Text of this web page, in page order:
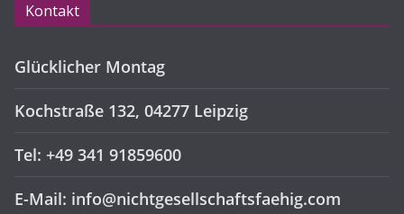
Kontakt
Glücklicher Montag
Kochstraße 132, 04277 Leipzig
Tel: +49 341 91859600
E-Mail: info@nichtgesellschaftsfaehig.com